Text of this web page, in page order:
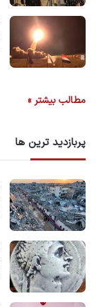
مطالب بیشتر »
پربازدید ترین ها